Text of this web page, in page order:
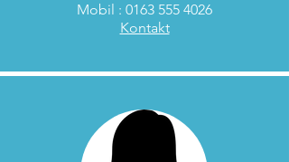
Mobil : 0163 555 4026
Kontakt